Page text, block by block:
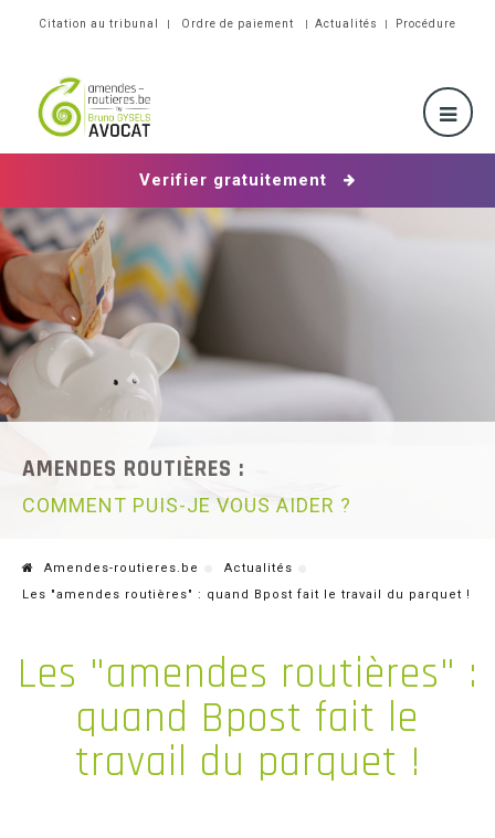
Citation au tribunal Ordre de paiement Actualités Procédure
Verifier gratuitement
AMENDES ROUTIÈRES :
COMMENT PUIS-JE VOUS AIDER ?
Amendes-routieres.be
Actualités
Les "amendes routières" : quand Bpost fait le travail du parquet !
Les "amendes routières" :
quand Bpost fait le
travail du parquet !